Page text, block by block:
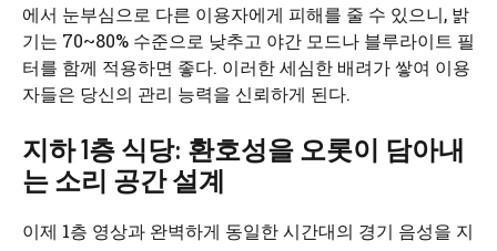
에서 눈부심으로 다른 이용자에게 피해를 줄 수 있으니, 밝
기는 70~80% 수준으로 낮추고 야간 모드나 블루라이트 필
터를 함께 적용하면 좋다. 이러한 세심한 배려가 쌓여 이용
자들은 당신의 관리 능력을 신뢰하게 된다.
지하 1층 식당: 환호성을 오롯이 담아내
는 소리 공간 설계
이제 1층 영상과 완벽하게 동일한 시간대의 경기 음성을 지